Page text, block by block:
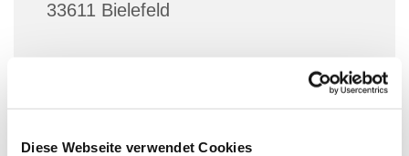
Diese Webseite verwendet Cookies
33611 Bielefeld